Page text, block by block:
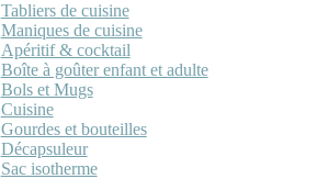
Tabliers de cuisine
Maniques de cuisine
Apéritif & cocktail
Boîte à goûter enfant et adulte
Bols et Mugs
Cuisine
Gourdes et bouteilles
Décapsuleur
Sac isotherme